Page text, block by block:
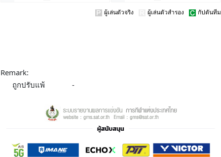
ผู้เล่นตัวจริง ผู้เล่นตัวสำรอง กัปตันทีม
Remark:
ถูกปรับแพ้
-